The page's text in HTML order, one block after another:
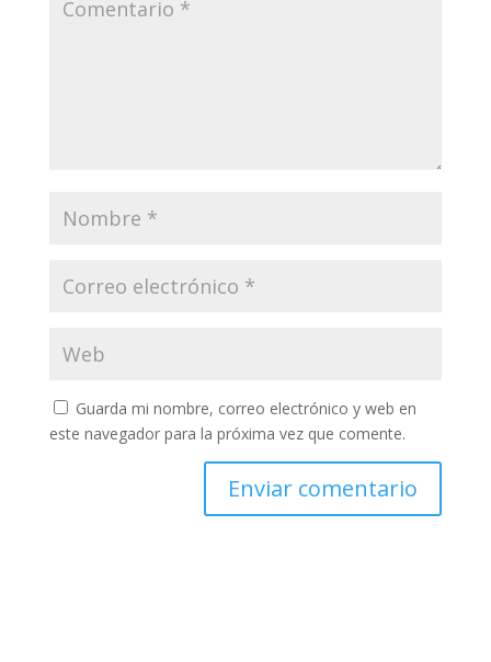
Guarda mi nombre, correo electrónico y web en
este navegador para la próxima vez que comente.